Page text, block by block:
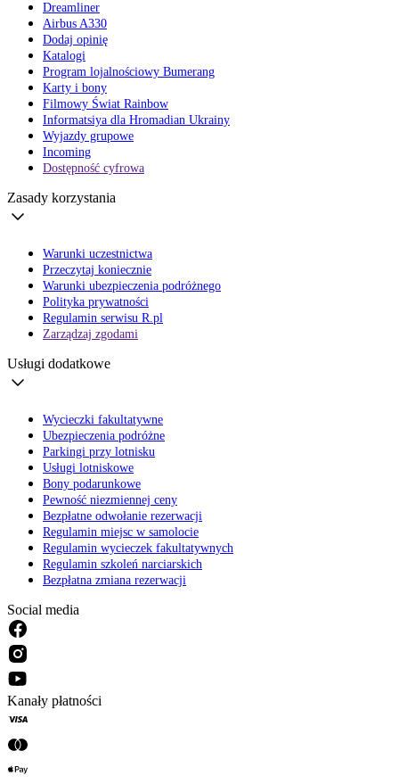
Dreamliner
Airbus A330
Dodaj opinię
Katalogi
Program lojalnościowy Bumerang
Karty i bony
Filmowy Świat Rainbow
Informatsiya dla Hromadian Ukrainy
Wyjazdy grupowe
Incoming
Dostępność cyfrowa
Zasady korzystania
Warunki uczestnictwa
Przeczytaj koniecznie
Warunki ubezpieczenia podróżnego
Polityka prywatności
Regulamin serwisu R.pl
Zarządzaj zgodami
Usługi dodatkowe
Wycieczki fakultatywne
Ubezpieczenia podróżne
Parkingi przy lotnisku
Usługi lotniskowe
Bony podarunkowe
Pewność niezmiennej ceny
Bezpłatne odwołanie rezerwacji
Regulamin miejsc w samolocie
Regulamin wycieczek fakultatywnych
Regulamin szkoleń narciarskich
Bezpłatna zmiana rezerwacji
Social media
Kanały płatności